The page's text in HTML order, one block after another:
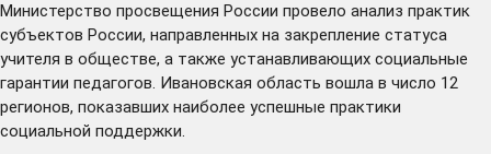
Министерство просвещения России провело анализ практик
субъектов России, направленных на закрепление статуса
учителя в обществе, а также устанавливающих социальные
гарантии педагогов. Ивановская область вошла в число 12
регионов, показавших наиболее успешные практики
социальной поддержки.